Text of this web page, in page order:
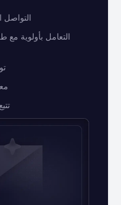
التواصل
التعامل بأولوية مع